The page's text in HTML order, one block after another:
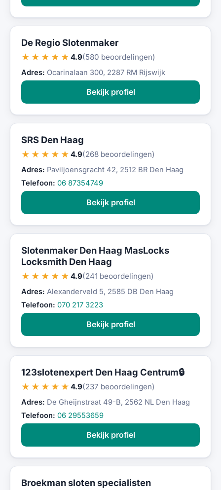
De Regio Slotenmaker
★★★★★ 4.9(580 beoordelingen)
Adres: Ocarinalaan 300, 2287 RM Rijswijk
Bekijk profiel
SRS Den Haag
★★★★★ 4.9(268 beoordelingen)
Adres: Paviljoensgracht 42, 2512 BR Den Haag
Telefoon: 06 87354749
Bekijk profiel
Slotenmaker Den Haag MasLocks
Locksmith Den Haag
★★★★★ 4.9(241 beoordelingen)
Adres: Alexanderveld 5, 2585 DB Den Haag
Telefoon: 070 217 3223
Bekijk profiel
123slotenexpert Den Haag Centrum🔒
★★★★★ 4.9(237 beoordelingen)
Adres: De Gheijnstraat 49-B, 2562 NL Den Haag
Telefoon: 06 29553659
Bekijk profiel
Broekman sloten specialisten